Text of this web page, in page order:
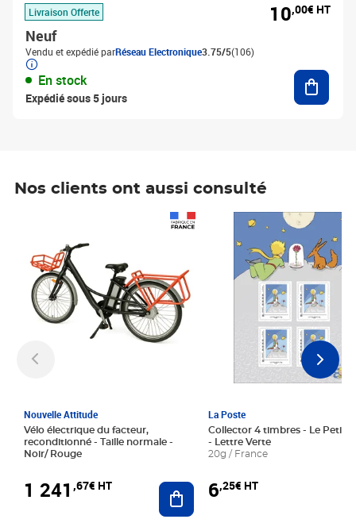
Livraison Offerte
Neuf
Vendu et expédié parRéseau Electronique3.75/5(106)
En stock
Expédié sous 5 jours
10,00€ HT
Nos clients ont aussi consulté
Nouvelle Attitude
Vélo électrique du facteur,
reconditionné - Taille normale -
Noir/ Rouge
1 241 ,67€ HT Ajouter au panier
La Poste
Collector 4 timbres - Le Petit
- Lettre Verte
20g / France
6,25€ HT
Prix 6,25€ HT